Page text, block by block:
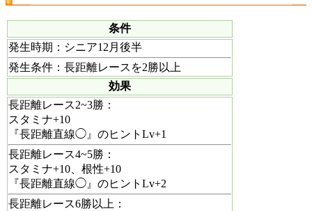
条件
発生時期 ：シニア12月後半
発生条件 ：長距離レースを2勝以上
効果
長距離レース2~3勝：
スタミナ+10
『長距離直線◯』のヒントLv+1
長距離レース4~5勝：
スタミナ+10、根性+10
『長距離直線◯』のヒントLv+2
長距離レース6勝以上：